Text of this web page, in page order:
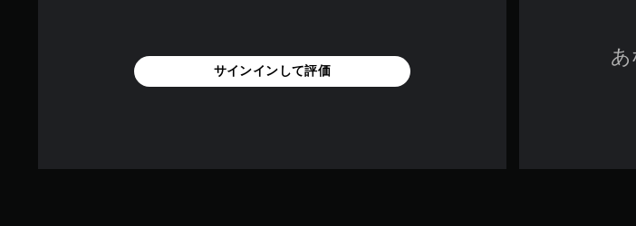
サインインして評価
あ